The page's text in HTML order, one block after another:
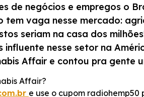
de negócios e empregos o
tem vaga nesse mercado:
seriam na casa dos
influente nesse setor na
Affair e contou pra gente
Affair?
e use o cupom